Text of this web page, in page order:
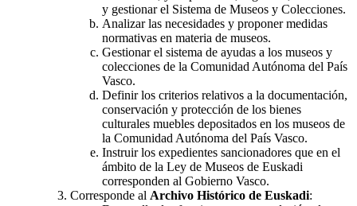
y gestionar el Sistema de Museos y Colecciones.
Analizar las necesidades y proponer medidas
normativas en materia de museos.
Gestionar el sistema de ayudas a los museos y
colecciones de la Comunidad Autónoma del País
Vasco.
Definir los criterios relativos a la documentación,
conservación y protección de los bienes
culturales muebles depositados en los museos de
la Comunidad Autónoma del País Vasco.
Instruir los expedientes sancionadores que en el
ámbito de la Ley de Museos de Euskadi
corresponden al Gobierno Vasco.
Corresponde al Archivo Histórico de Euskadi: